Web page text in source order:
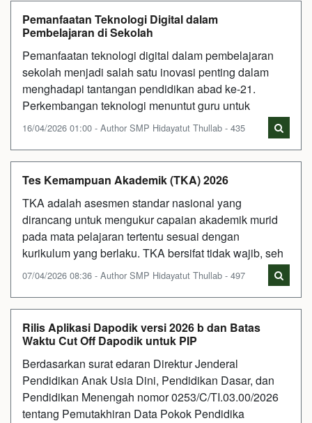
Pemanfaatan Teknologi Digital dalam
Pembelajaran di Sekolah
Pemanfaatan teknologi digital dalam pembelajaran
sekolah menjadi salah satu inovasi penting dalam
menghadapi tantangan pendidikan abad ke-21.
Perkembangan teknologi menuntut guru untuk
16/04/2026 01:00 - Author SMP Hidayatut Thullab - 435
Tes Kemampuan Akademik (TKA) 2026
TKA adalah asesmen standar nasional yang
dirancang untuk mengukur capaian akademik murid
pada mata pelajaran tertentu sesuai dengan
kurikulum yang berlaku. TKA bersifat tidak wajib, seh
07/04/2026 08:36 - Author SMP Hidayatut Thullab - 497
Rilis Aplikasi Dapodik versi 2026 b dan Batas
Waktu Cut Off Dapodik untuk PIP
Berdasarkan surat edaran Direktur Jenderal
Pendidikan Anak Usia Dini, Pendidikan Dasar, dan
Pendidikan Menengah nomor 0253/C/TI.03.00/2026
tentang Pemutakhiran Data Pokok Pendidika